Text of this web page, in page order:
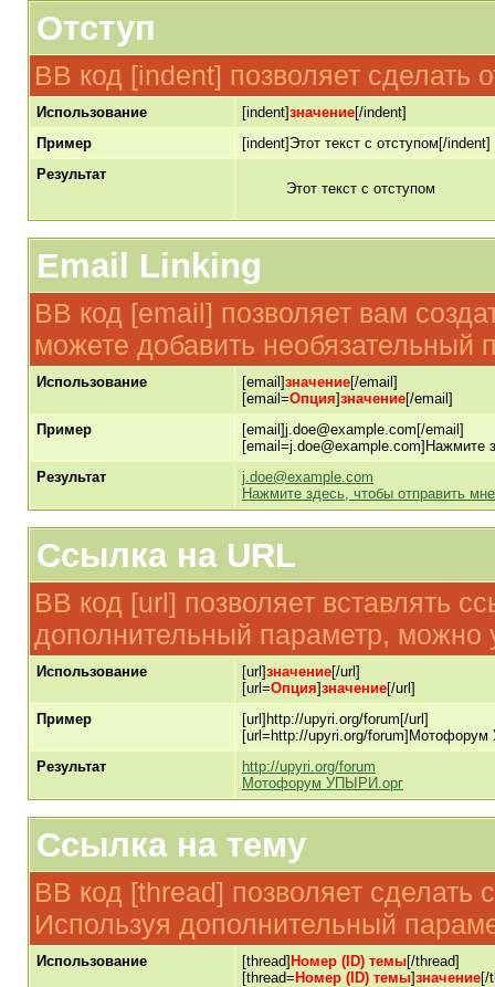
Отступ
BB код [indent] позволяет сделать
Использование [indent]значение[/indent]
Пример
[indent]Этот текст с отступом[/indent]
Результат
Этот текст с отступом
Email Linking
BB код [email] позволяет вам
можете добавить
Использование [email]значение[/email]
[email=Опция]значение[/email]
Пример
[email]j.doe@example.com[/email]
[email=j.doe@example.com]Нажмите
Результат
j.doe@example.com
Нажмите здесь, чтобы отправить
Ссылка на URL
BB код [url] позволяет вставлять
дополнительный параметр, можно
Использование [url]значение[/url]
[url=Опция]значение[/url]
Пример
[url]http://upyri.org/forum[/url]
[url=http://upyri.org/
Результат
http://upyri.org/forum
Мотофорум УПЫРИ.орг
Ссылка на тему
BB код [thread] позволяет
Используя дополнительный
Использование [thread] Номер (ID) темы[/thread]
[thread= Номер (ID) темы]значение[/